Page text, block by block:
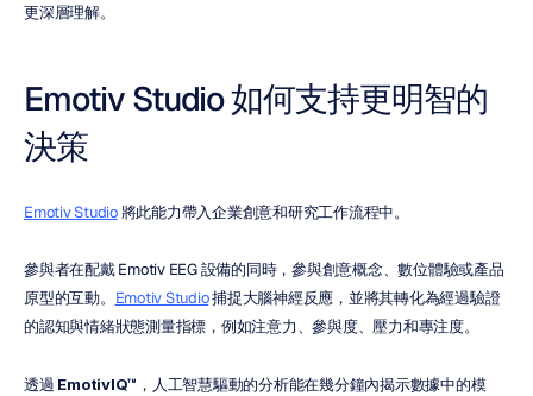
更深層理解。
Emotiv Studio 如何支持更明智的
決策
Emotiv Studio 將此能力帶入企業創意和研究工作流程中。
參與者在配戴 Emotiv EEG 設備的同時，參與創意概念、數位體驗或產品
原型的互動。 Emotiv Studio 捕捉大腦神經反應，並將其轉化為經過驗證
的認知與情緒狀態測量指標，例如注意力、參與度、壓力和專注度。
透過 EmotivIQ™ ，人工智慧驅動的分析能在幾分鐘內揭示數據中的模